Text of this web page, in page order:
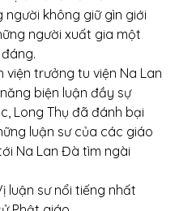
người không giữ gìn giới
người xuất gia một
viện trưởng tu viện Na Lan
biện luận đầy sự
Long Thụ đã đánh bại
luận sư của các giáo
Na Lan Đà tìm ngài
luận sư nổi tiếng nhất